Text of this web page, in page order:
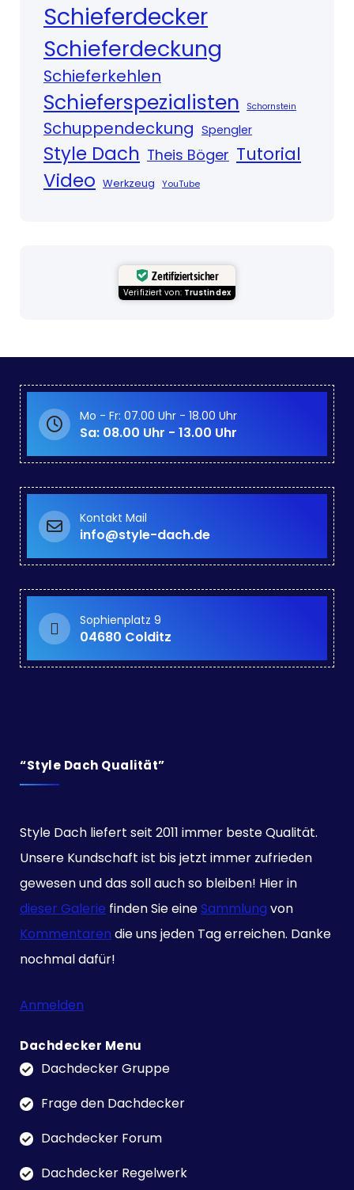
Schieferdecker
Schieferdeckung
Schieferkehlen
Schieferspezialisten Schornstein
Schuppendeckung Spengler
Style Dach Theis Böger Tutorial
Video Werkzeug YouTube
Zertifiziert sicher
Verifiziert von: Trustindex
Mo - Fr: 07.00 Uhr - 18.00 Uhr
Sa: 08.00 Uhr - 13.00 Uhr
Kontakt Mail
info@style-dach.de
Sophienplatz 9
04680 Colditz
“Style Dach Qualität”
Style Dach liefert seit 2011 immer beste Qualität.
Unsere Kundschaft ist bis jetzt immer zufrieden
gewesen und das soll auch so bleiben! Hier in
dieser Galerie finden Sie eineSammlung von
Kommentaren die uns jeden Tag erreichen. Danke
nochmal dafür!
Anmelden
Dachdecker Menu
Dachdecker Gruppe
Frage den Dachdecker
Dachdecker Forum
Dachdecker Regelwerk